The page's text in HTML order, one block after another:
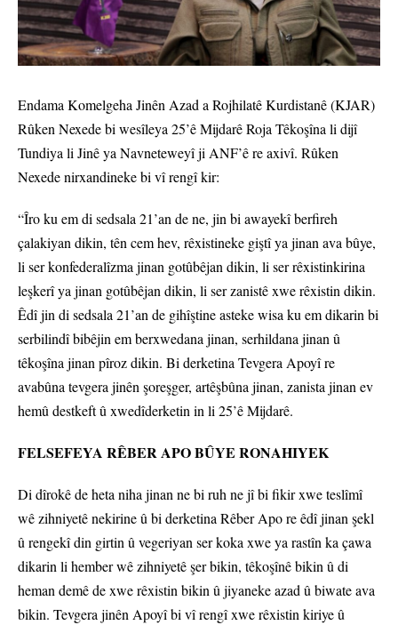
Endama Komelgeha Jinên Azad a Rojhilatê Kurdistanê (KJAR)
Rûken Nexede bi wesîleya 25’ê Mijdarê Roja Têkoşîna li dijî
Tundiya li Jinê ya Navneteweyî ji ANF’ê re axivî. Rûken
Nexede nirxandineke bi vî rengî kir:
“Îro ku em di sedsala 21’an de ne, jin bi awayekî berfireh
çalakiyan dikin, tên cem hev, rêxistineke giştî ya jinan ava bûye,
li ser konfederalîzma jinan gotûbêjan dikin, li ser rêxistinkirina
leşkerî ya jinan gotûbêjan dikin, li ser zanistê xwe rêxistin dikin.
Êdî jin di sedsala 21’an de gihîştine asteke wisa ku em dikarin bi
serbilindî bibêjin em berxwedana jinan, serhildana jinan û
têkoşîna jinan pîroz dikin. Bi derketina Tevgera Apoyî re
avabûna tevgera jinên şoreşger, artêşbûna jinan, zanista jinan ev
hemû destkeft û xwedîderketin in li 25’ê Mijdarê.
FELSEFEYA RÊBER APO BÛYE RONAHIYEK
Di dîrokê de heta niha jinan ne bi ruh ne jî bi fikir xwe teslîmî
wê zihniyetê nekirine û bi derketina Rêber Apo re êdî jinan şekl
û rengekî din girtin û vegeriyan ser koka xwe ya rastîn ka çawa
dikarin li hember wê zihniyetê şer bikin, têkoşînê bikin û di
heman demê de xwe rêxistin bikin û jiyaneke azad û biwate ava
bikin. Tevgera jinên Apoyî bi vî rengî xwe rêxistin kiriye û